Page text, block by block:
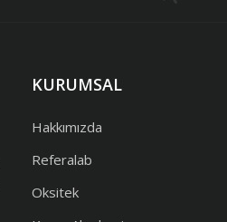
KURUMSAL
Hakkımızda
Referalab
Oksitek